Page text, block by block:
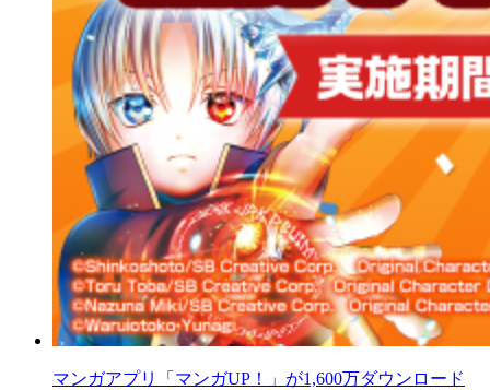
マンガアプリ「マンガUP！」が1,600万ダウンロード